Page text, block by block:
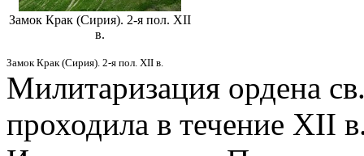
Замок Крак (Сирия). 2-я пол. XII
в.
Замок Крак (Сирия). 2-я пол. XII в.
Милитаризация ордена
проходила в течение XII